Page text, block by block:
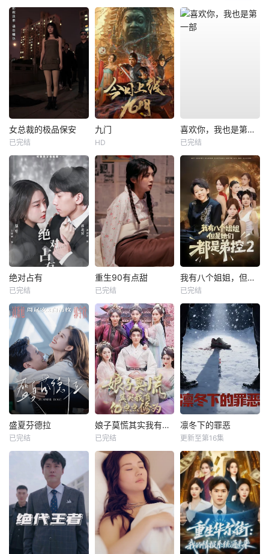
女总裁的极品保安
已完结
九门
HD
喜欢你，我也是第一部
已完结
绝对占有
已完结
重生90有点甜
已完结
我有八个姐姐，但是他们都是弟控2
已完结
盛夏芬德拉
已完结
娘子莫慌其实我有亿点点修为
已完结
凛冬下的罪恶
更新至第16集